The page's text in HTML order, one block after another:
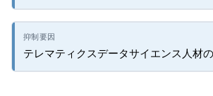
テレマティクスデータサイエンス人材